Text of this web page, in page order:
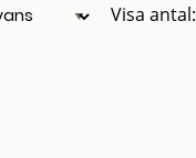
Visa antal: